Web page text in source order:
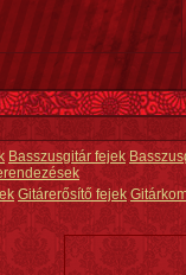
Basszusgitár fejek
Gitárerősítő fejek